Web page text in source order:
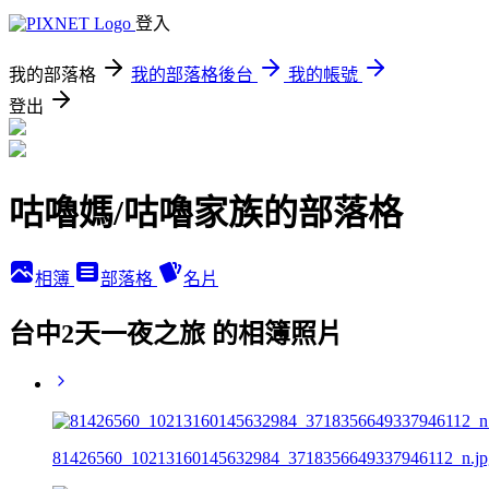
登入
我的部落格 我的部落格後台
我的帳號
登出
咕嚕媽/咕嚕家族的部落格
相簿 部落格 名片
台中2天一夜之旅 的相簿照片